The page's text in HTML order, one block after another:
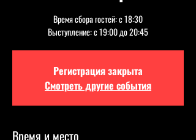
Время сбора гостей: с 18:30
Выступление: с 19:00 до 20:45
Регистрация закрыта
Смотреть другие события
Время и место